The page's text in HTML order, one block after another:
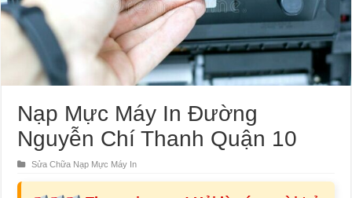
Nạp Mực Máy In Đường
Nguyễn Chí Thanh Quận 10
Sửa Chữa Nạp Mực Máy In